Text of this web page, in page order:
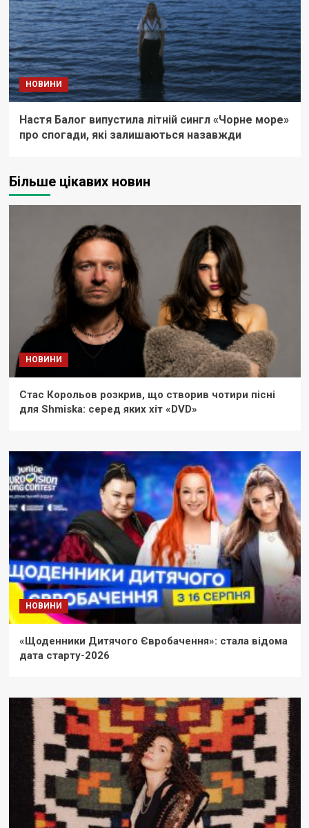
НОВИНИ
Настя Балог випустила літній сингл «Чорне море»
про спогади, які залишаються назавжди
Більше цікавих новин
НОВИНИ
Стас Корольов розкрив, що створив чотири пісні
для Shmiska: серед яких хіт «DVD»
НОВИНИ
«Щоденники Дитячого Євробачення»: стала відома
дата старту-2026